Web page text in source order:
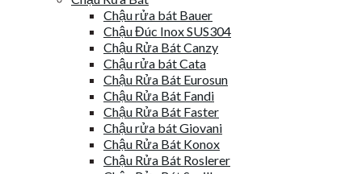
Chậu rửa bát Bauer
Chậu Đúc Inox SUS304
Chậu Rửa Bát Canzy
Chậu rửa bát Cata
Chậu Rửa Bát Eurosun
Chậu Rửa Bát Fandi
Chậu Rửa Bát Faster
Chậu rửa bát Giovani
Chậu Rửa Bát Konox
Chậu Rửa Bát Roslerer